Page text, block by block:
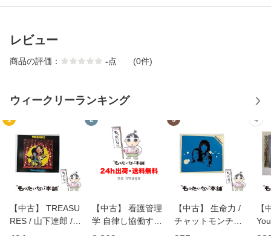
レビュー
商品の評価： -点 (0件)
ウィークリーランキング
1
【中古】 TREASU
RES / 山下達郎 /
イーストウエス
2
【中古】 看護管理
学 自律し協働する
専門職の看護マネ
3
【中古】 生命力 /
チャットモンチー /
キューンレコード
4
【
のが